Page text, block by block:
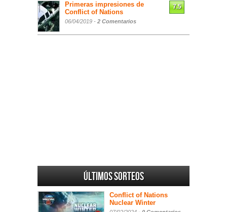
Primeras impresiones de
Conflict of Nations
06/04/2019 - 2 Comentarios
7.5
Últimos sorteos
Conflict of Nations
Nuclear Winter